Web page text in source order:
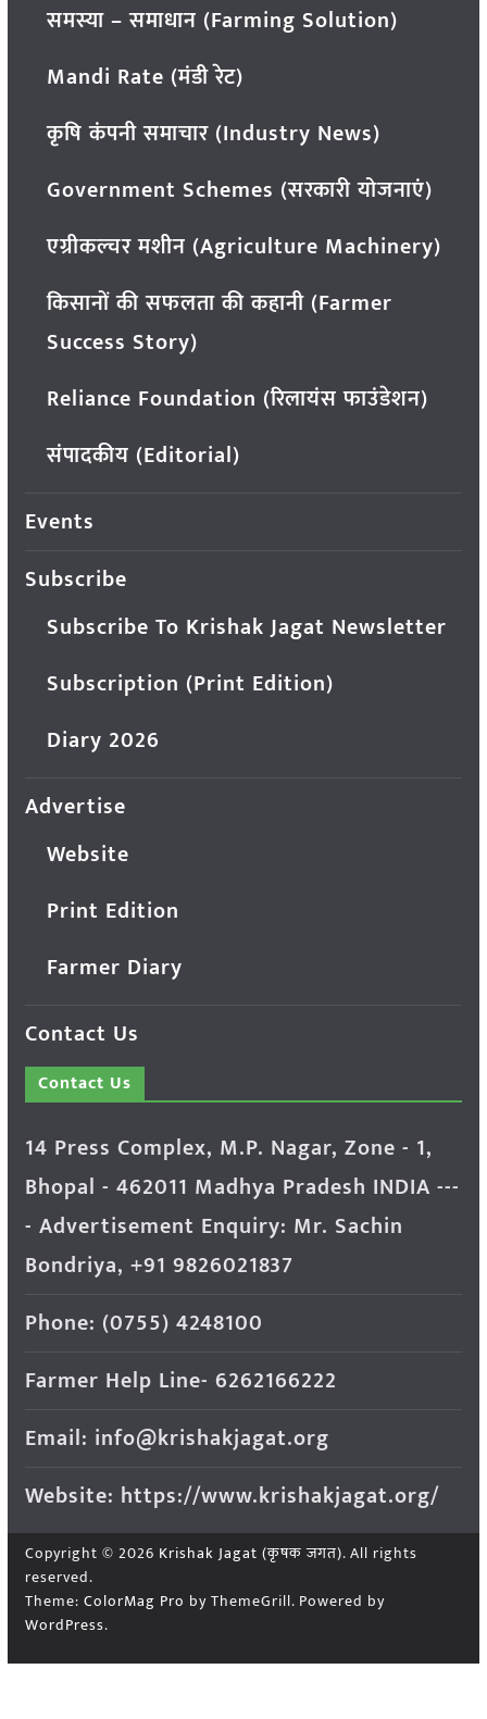
समस्या – समाधान (Farming Solution)
Mandi Rate (मंडी रेट)
कृषि कंपनी समाचार (Industry News)
Government Schemes (सरकारी योजनाएं)
एग्रीकल्चर मशीन (Agriculture Machinery)
किसानों की सफलता की कहानी (Farmer
Success Story)
Reliance Foundation (रिलायंस फाउंडेशन)
संपादकीय (Editorial)
Events
Subscribe
Subscribe To Krishak Jagat Newsletter
Subscription (Print Edition)
Diary 2026
Advertise
Website
Print Edition
Farmer Diary
Contact Us
Contact Us
14 Press Complex, M.P. Nagar, Zone - 1,
Bhopal - 462011 Madhya Pradesh INDIA ---
- Advertisement Enquiry: Mr. Sachin
Bondriya, +91 9826021837
Phone: (0755) 4248100
Farmer Help Line- 6262166222
Email: info@krishakjagat.org
Website: https://www.krishakjagat.org/
Copyright © 2026 Krishak Jagat (कृषक जगत). All rights
reserved.
Theme: ColorMag Pro by ThemeGrill. Powered by
WordPress.